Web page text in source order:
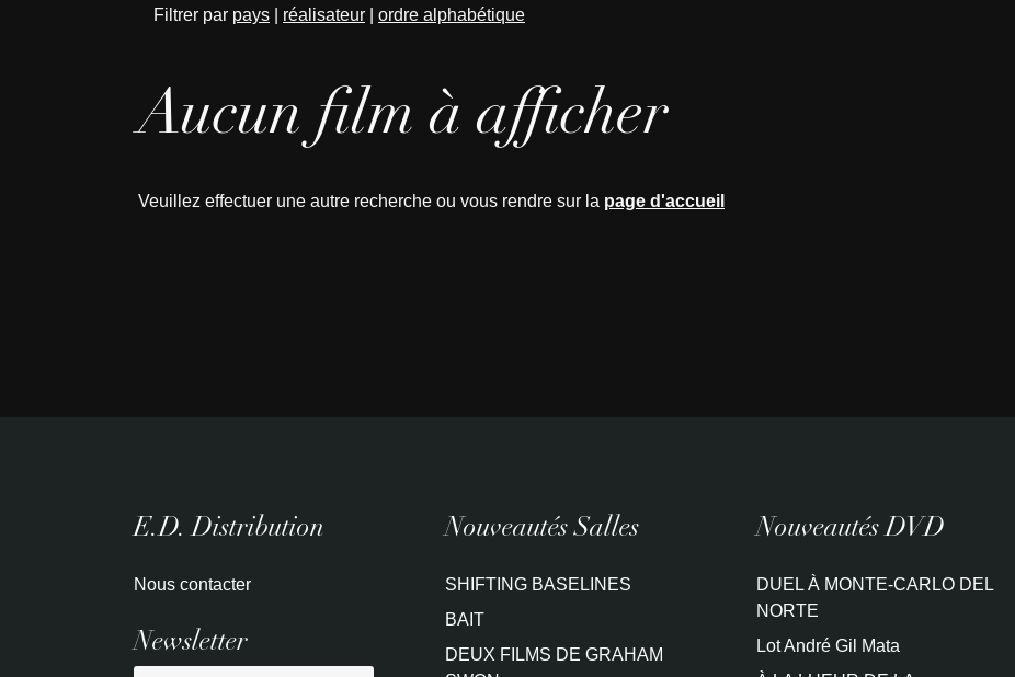
Filtrer par pays réalisateur ordre alphabétique
Aucun film à afficher
Veuillez effectuer une autre recherche ou vous rendre sur la page d'accueil
E.D. Distribution
Nous contacter
Newsletter
Nouveautés Salles
SHIFTING BASELINES
BAIT
DEUX FILMS DE GRAHAM
Nouveautés DVD
DUEL À MONTE-CARLO DEL
NORTE
Lot André Gil Mata